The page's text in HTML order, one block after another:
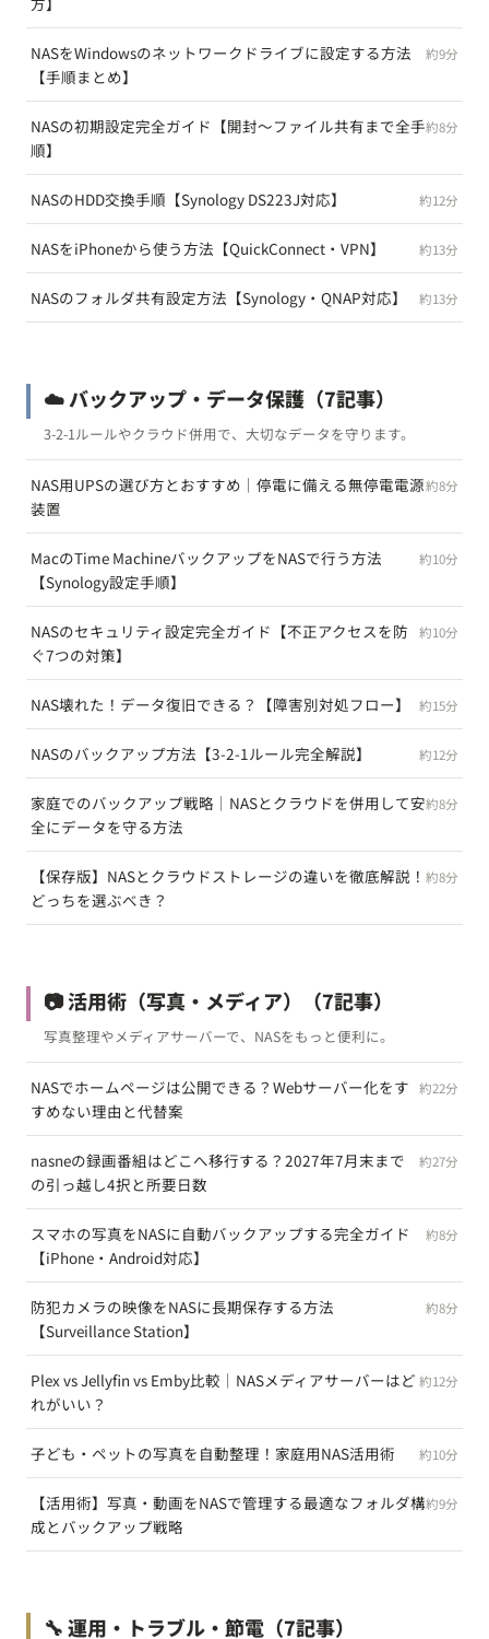
NASをWindowsのネットワークドライブに設定する方法
【手順まとめ】
約9分
NASの初期設定完全ガイド【開封〜ファイル共有まで全手
順】
約8分
NASのHDD交換手順【Synology DS223J対応】 約12分
NASをiPhoneから使う方法【QuickConnect・VPN】 約13分
NASのフォルダ共有設定方法【Synology・QNAP対応】 約13分
☁️ バックアップ・データ保護 （7記事）
3-2-1ルールやクラウド併用で、大切なデータを守ります。
NAS用UPSの選び方とおすすめ｜停電に備える無停電電源
装置
約8分
MacのTime MachineバックアップをNASで行う方法
【Synology設定手順】
約10分
NASのセキュリティ設定完全ガイド【不正アクセスを防
ぐ7つの対策】
約10分
NAS壊れた！データ復旧できる？【障害別対処フロー】 約15分
NASのバックアップ方法【3-2-1ルール完全解説】 約12分
家庭でのバックアップ戦略｜NASとクラウドを併用して安
全にデータを守る方法
約8分
【保存版】NASとクラウドストレージの違いを徹底解説！
どっちを選ぶべき？
約8分
📷 活用術（写真・メディア） （7記事）
写真整理やメディアサーバーで、NASをもっと便利に。
NASでホームページは公開できる？Webサーバー化をす
すめない理由と代替案
約22分
nasneの録画番組はどこへ移行する？2027年7月末まで
の引っ越し4択と所要日数
約27分
スマホの写真をNASに自動バックアップする完全ガイド
【iPhone・Android対応】
約8分
防犯カメラの映像をNASに長期保存する方法
【Surveillance Station】
約8分
Plex vs Jellyfin vs Emby比較｜NASメディアサーバーはど
れがいい？
約12分
子ども・ペットの写真を自動整理！家庭用NAS活用術 約10分
【活用術】写真・動画をNASで管理する最適なフォルダ構
成とバックアップ戦略
約9分
🔧 運用・トラブル・節電 （7記事）